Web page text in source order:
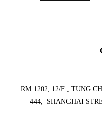
RM 1202, 12/F , TUNG
444, SHANGHAI